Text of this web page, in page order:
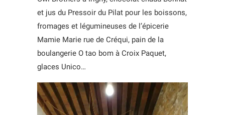
et jus du Pressoir du Pilat pour les boissons,
fromages et légumineuses de l’épicerie
Mamie Marie rue de Créqui, pain de la
boulangerie O tao bom à Croix Paquet,
glaces Unico…